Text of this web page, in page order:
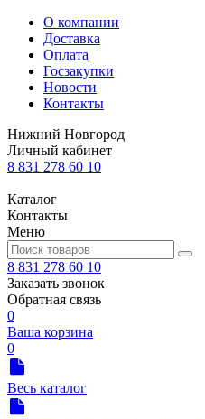
О компании
Доставка
Оплата
Госзакупки
Новости
Контакты
Нижний Новгород
Личный кабинет
8 831 278 60 10
Каталог
Контакты
Меню
8 831 278 60 10
Заказать звонок
Обратная связь
0
Ваша корзина
0
Весь каталог